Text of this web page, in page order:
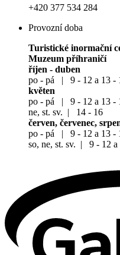
+420 377 534 284
Provozní doba
Turistické inormační
Muzeum příhraničí
říjen - duben
po - pá | 9 - 12 a 13 -
květen
po - pá | 9 - 12 a 13 -
ne, st. sv. | 14 - 16
červen, červenec,
po - pá | 9 - 12 a 13 -
so, ne, st. sv. | 9 - 12 a